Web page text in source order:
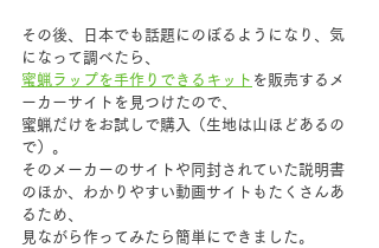
その後、日本でも話題にのぼるようになり、気
になって調べたら、
蜜蝋ラップを手作りできるキット を販売するメ
ーカーサイトを見つけたので、
蜜蝋だけをお試しで購入（生地は山ほどあるの
で）。
そのメーカーのサイトや同封されていた説明書
のほか、わかりやすい動画サイトもたくさんあ
るため、
見ながら作ってみたら簡単にできました。